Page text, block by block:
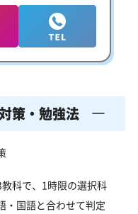
策・勉強法
科で、1時限の選択科
・国語と合わせて判定